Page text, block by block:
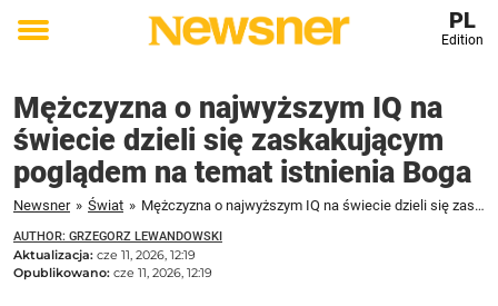
Toggle
PL
Edition
Mężczyzna o najwyższym IQ na
świecie dzieli się zaskakującym
poglądem na temat istnienia Boga
Newsner » Świat » Mężczyzna o najwyższym IQ na świecie dzieli się zaskakującym poglądem na temat istnienia Boga
AUTHOR: GRZEGORZ LEWANDOWSKI
Aktualizacja: cze 11, 2026, 12:19
Opublikowano: cze 11, 2026, 12:19